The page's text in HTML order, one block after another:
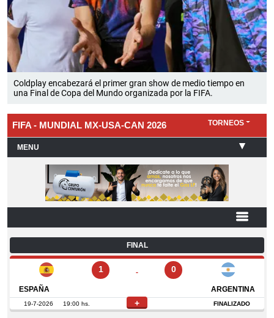
Coldplay encabezará el primer gran show de medio tiempo en
una Final de Copa del Mundo organizada por la FIFA.